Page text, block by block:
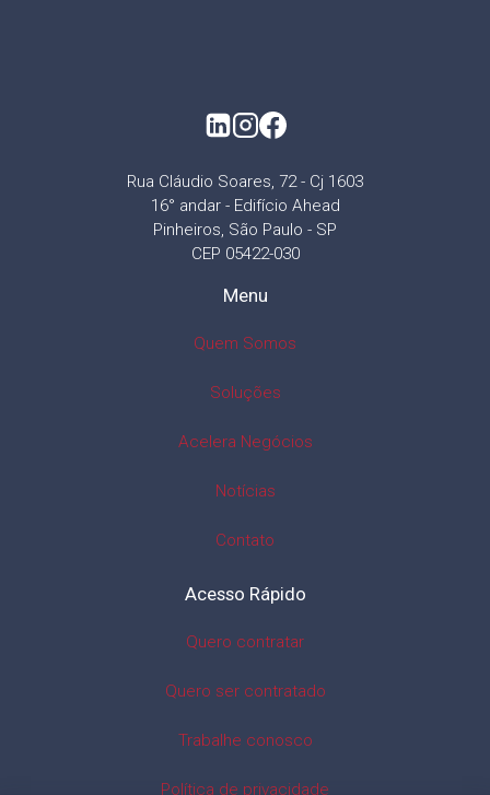
Rua Cláudio Soares, 72 - Cj 1603
16° andar - Edifício Ahead
Pinheiros, São Paulo - SP
CEP 05422-030
Menu
Quem Somos
Soluções
Acelera Negócios
Notícias
Contato
Acesso Rápido
Quero contratar
Quero ser contratado
Trabalhe conosco
Política de privacidade